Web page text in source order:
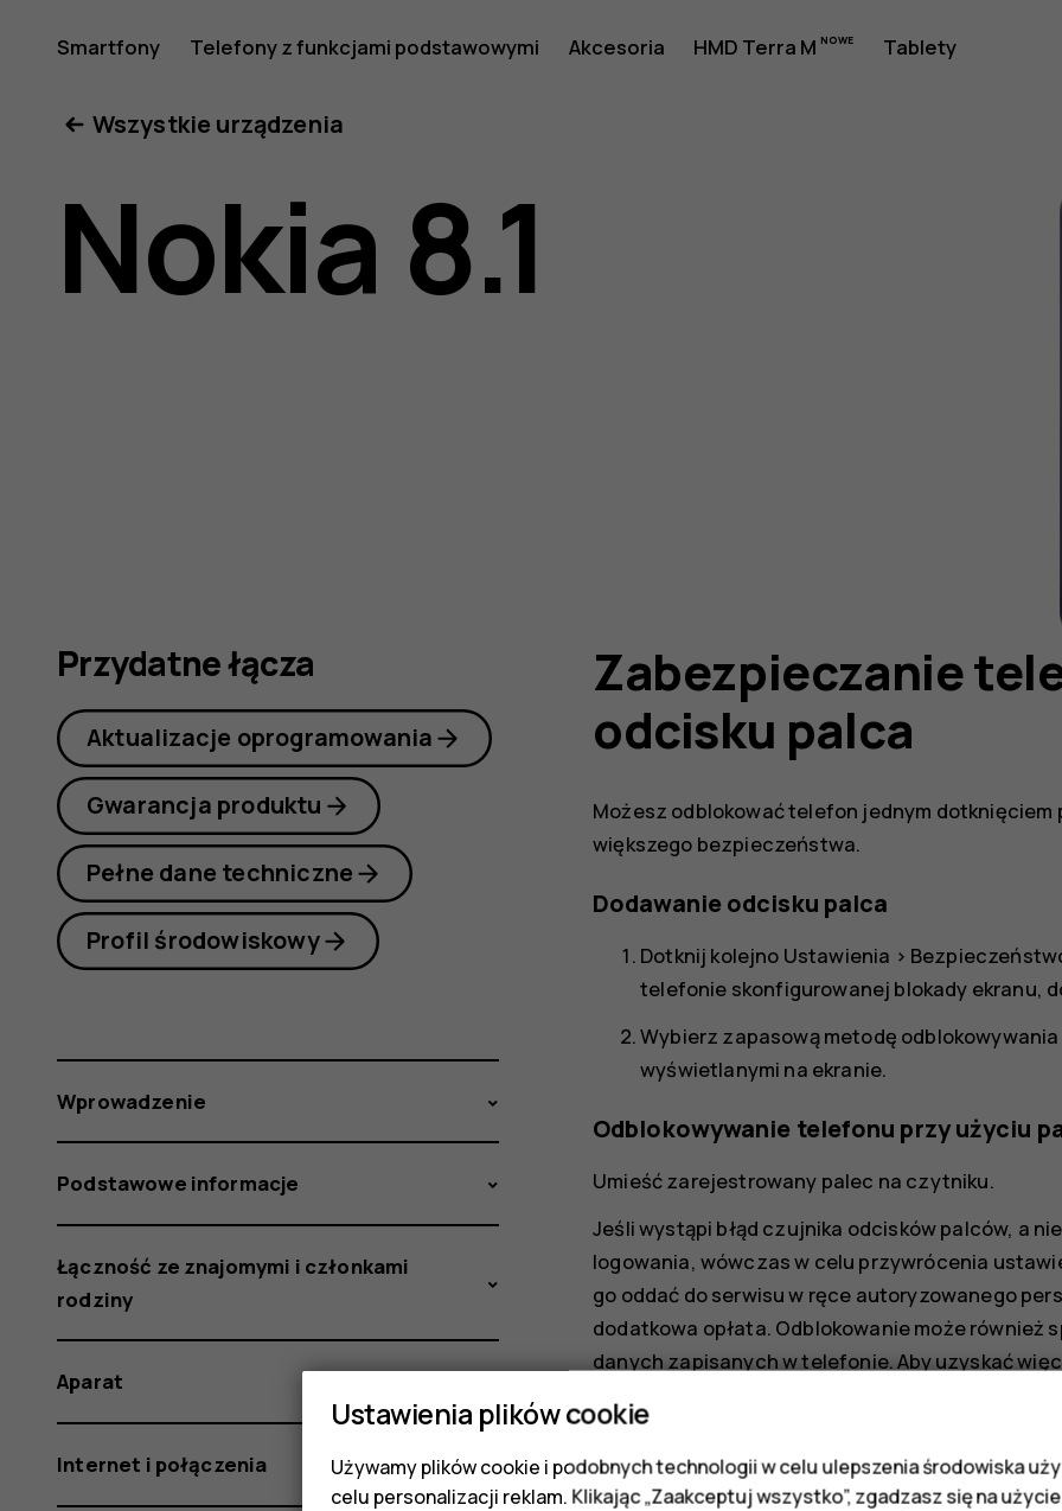
Nokia
8.1
—
Smartfony Telefony z funkcjami podstawowymi Akcesoria HMD Terra M Tablety
Wszystkie urządzenia
Nokia 8.1
Zabezpieczanie
odcisku palca
Możesz odblokować telefon jednym
większego bezpieczeństwa.
Dodawanie odcisku palca
Dotknij kolejno Ustawienia >
telefonie skonfigurowanej blokady ekranu,
Wybierz zapasową metodę
wyświetlanymi na ekranie.
Odblokowywanie telefonu przy użyciu
Umieść zarejestrowany palec na czytniku.
Jeśli wystąpi błąd czujnika odcisków palców, a
logowania, wówczas w celu przywrócenia
go oddać do serwisu w ręce autoryzowanego
dodatkowa opłata. Odblokowanie może
danych zapisanych w telefonie. Aby uzyskać
Przydatne łącza
Aktualizacje oprogramowania
Gwarancja produktu
Pełne dane techniczne
Profil środowiskowy
Wprowadzenie
Podstawowe informacje
Łączność ze znajomymi i członkami
rodziny
Aparat
Internet i połączenia
Ustawienia plików cookie
Używamy plików cookie i podobnych technologii w celu ulepszenia środowiska
celu personalizacji reklam. Klikając „Zaakceptuj wszystko”, zgadzasz się na